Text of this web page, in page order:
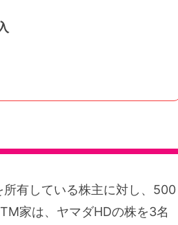
有している株主に対し、500
家は、ヤマダHDの株を3名